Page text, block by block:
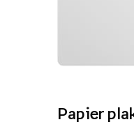
Papier